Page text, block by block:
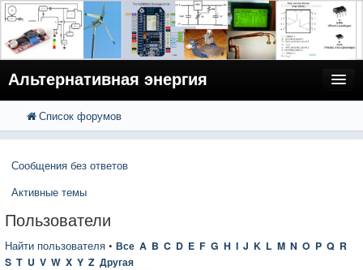
Альтернативная энергия
FAQ
Вход
Расширенный поиск
Список форумов
Сообщения без ответов
Активные темы
Пользователи
Найти пользователя • Все A B C D E F G H I J K L M N O P Q R
S T U V W X Y Z Другая